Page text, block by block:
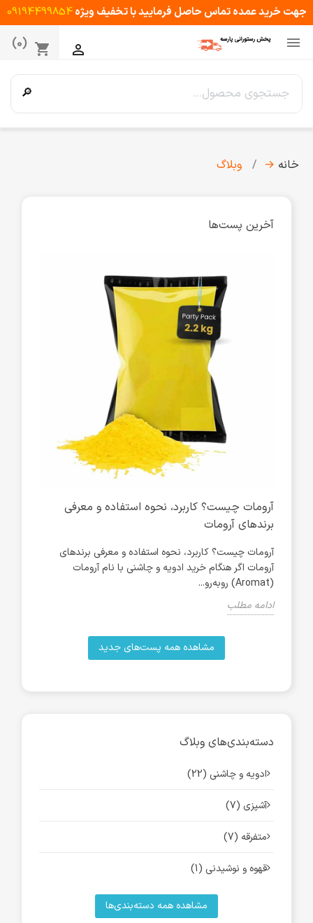
جهت خرید عمده تماس حاصل فرمایید با تخفیف ویژه09194499854

shopping_cart
(0) 
🔎
خانه → وبلاگ
آخرین پست‌ها
آرومات چیست؟ کاربرد، نحوه استفاده و معرفی
برندهای آرومات
آرومات چیست؟ کاربرد، نحوه استفاده و معرفی برندهای
آرومات اگر هنگام خرید ادویه و چاشنی با نام آرومات
(Aromat) روبه‌رو...
ادامه مطلب
مشاهده همه پست‌های جدید
دسته‌بندی‌های وبلاگ
ادویه و چاشنی (22)
آشپزی (7)
متفرقه (7)
قهوه و نوشیدنی (1)
مشاهده همه دسته‌بندی‌ها